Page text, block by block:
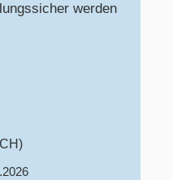
werden